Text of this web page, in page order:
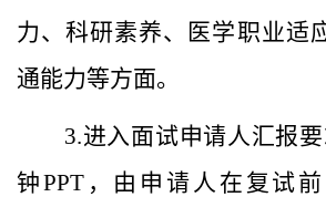
力、科研素养、医学职业适
通能力等方面。
3.进入面试申请人汇报
钟PPT，由申请人在复试前